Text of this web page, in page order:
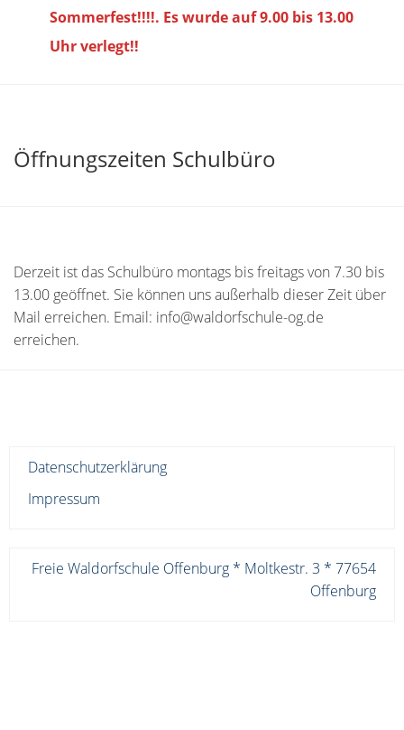
Sommerfest!!!!. Es wurde auf 9.00 bis 13.00
Uhr verlegt!!
Öffnungszeiten Schulbüro
Derzeit ist das Schulbüro montags bis freitags von 7.30 bis
13.00 geöffnet. Sie können uns außerhalb dieser Zeit über
Mail erreichen. Email: info@waldorfschule-og.de
erreichen.
Datenschutzerklärung
Impressum
Freie Waldorfschule Offenburg * Moltkestr. 3 * 77654
Offenburg